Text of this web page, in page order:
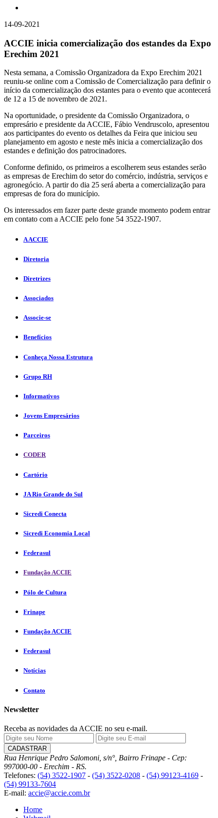
14-09-2021
ACCIE inicia comercialização dos estandes da Expo
Erechim 2021
Nesta semana, a Comissão Organizadora da Expo Erechim 2021
reuniu-se online com a Comissão de Comercialização para definir o
início da comercialização dos estantes para o evento que acontecerá
de 12 a 15 de novembro de 2021.
Na oportunidade, o presidente da Comissão Organizadora, o
empresário e presidente da ACCIE, Fábio Vendruscolo, apresentou
aos participantes do evento os detalhes da Feira que iniciou seu
planejamento em agosto e neste mês inicia a comercialização dos
estandes e definição dos patrocinadores.
Conforme definido, os primeiros a escolherem seus estandes serão
as empresas de Erechim do setor do comércio, indústria, serviços e
agronegócio. A partir do dia 25 será aberta a comercialização para
empresas de fora do município.
Os interessados em fazer parte deste grande momento podem entrar
em contato com a ACCIE pelo fone 54 3522-1907.
A ACCIE
Diretoria
Diretrizes
Associados
Associe-se
Benefícios
Conheça Nossa Estrutura
Grupo RH
Informativos
Jovens Empresários
Parceiros
CODER
Cartório
JA Rio Grande do Sul
Sicredi Conecta
Sicredi Economia Local
Federasul
Fundação ACCIE
Pólo de Cultura
Frinape
Fundação ACCIE
Federasul
Notícias
Contato
Newsletter
Receba as novidades da ACCIE no seu e-mail.
Rua Henrique Pedro Salomoni, s/n°, Bairro Frinape - Cep:
997000-00 - Erechim - RS.
Telefones: (54) 3522-1907 - (54) 3522-0208 - (54) 99123-4169 -
(54) 99133-7604
E-mail: accie@accie.com.br
Home